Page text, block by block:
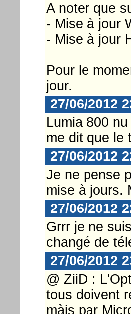
A noter que
- Mise à jour
- Mise à jour
Pour le
jour.
27/06/2012
Lumia 800
me dit que le
27/06/2012
Je ne pense
mise à jours.
27/06/2012
Grrr je ne
changé de
27/06/2012
@ ZiiD :
tous doivent
màjs par